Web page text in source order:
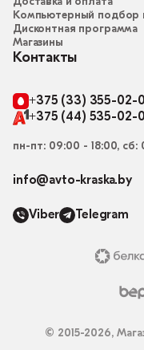
Компьютерный подбор
Дисконтная программа
Магазины
Контакты
+375 (33) 355-02-
+375 (44) 535-02-
пн-пт: 09:00 - 18:00, сб:
info@avto-kraska.by
Viber Telegram
© 2015-2026,